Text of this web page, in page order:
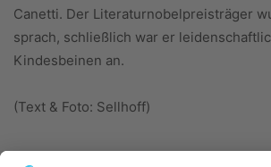
Canetti. Der Literaturnobelpreisträger
sprach, schließlich war er
Kindesbeinen an.
(Text & Foto: Sellhoff)